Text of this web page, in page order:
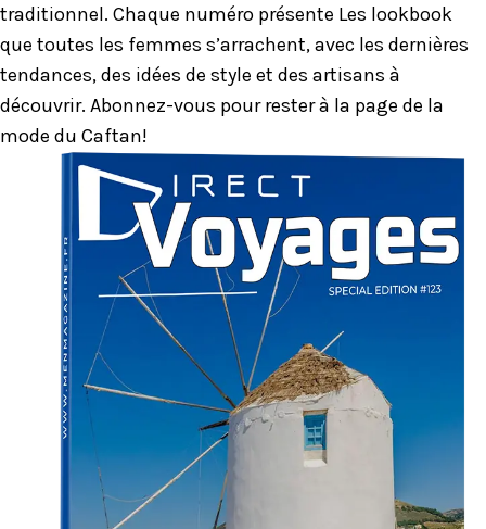
traditionnel. Chaque numéro présente Les lookbook
que toutes les femmes s’arrachent, avec les dernières
tendances, des idées de style et des artisans à
découvrir. Abonnez-vous pour rester à la page de la
mode du Caftan!